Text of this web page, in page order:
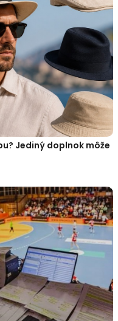
Jediný doplnok môže